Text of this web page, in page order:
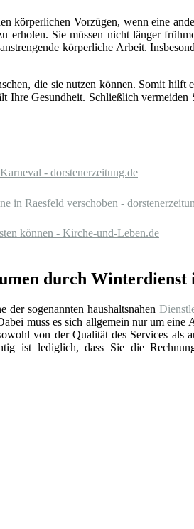
körperlichen Vorzügen, wenn eine
Sie müssen nicht länger
körperliche Arbeit.
die sie nutzen können. Somit hilft
Gesundheit. Schließlich
- dorstenerzeitung.de
in Raesfeld verschoben -
können - Kirche-und-Leben.de
durch Winterdienst
sogenannten haushaltsnahen
muss es sich allgemein nur um eine
von der Qualität des Services als
ist lediglich, dass Sie die